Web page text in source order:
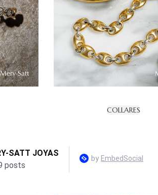
COLLARES